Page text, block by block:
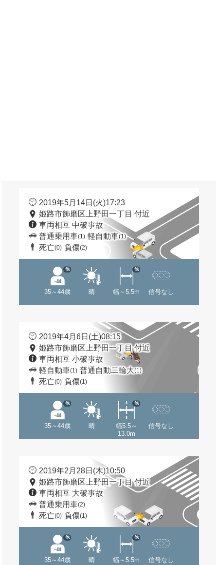
2019年5月14日(火)17:23
姫路市飾磨区上野田一丁目 付近
車両相互 中破事故
普通乗用車(1) 軽自動車(1)
死亡(0) 負傷(2)
35～44歳
他
晴 幅～5.5m
他
信号なし
2019年4月6日(土)08:15
姫路市飾磨区上野田一丁目 付近
車両相互 小破事故
軽自動車(1) 普通自動二輪大(1)
死亡(0) 負傷(1)
35～44歳
他
晴
幅5.5～
13.0m
他
信号なし
2019年2月28日(木)10:50
姫路市飾磨区上野田一丁目 付近
車両相互 大破事故
普通乗用車(2)
死亡(0) 負傷(1)
35～44歳
他
晴 幅～5.5m
他
信号なし